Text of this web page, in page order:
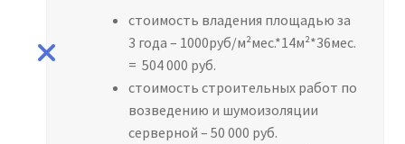
стоимость владения площадью за
3 года – 1000руб/м²мес.*14м²*36мес.
= 504 000 руб.
стоимость строительных работ по
возведению и шумоизоляции
серверной – 50 000 руб.